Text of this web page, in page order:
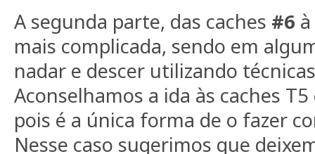
A segunda parte, das caches #6 à
mais complicada, sendo em
nadar e descer utilizando
Aconselhamos a ida às caches
pois é a única forma de o fazer
Nesse caso sugerimos que